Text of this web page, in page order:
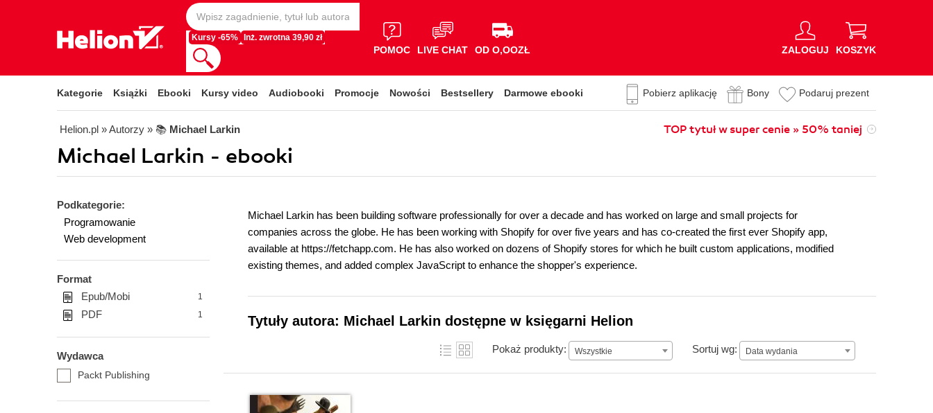
Kursy -65% Inż. zwrotna 39,90 zł
POMOC LIVE CHAT OD O,OOZŁ ZALOGUJ KOSZYK
Kategorie Książki Ebooki Kursy video Audiobooki Promocje Nowości Bestsellery Darmowe ebooki Pobierz aplikację Bony Podaruj prezent
Helion.pl » Autorzy » 📚 Michael Larkin TOP tytuł w super cenie » 50% taniej
Michael Larkin - ebooki
Podkategorie:
Programowanie
Web development
Format
Epub/Mobi
1
PDF 1
Wydawca
Packt Publishing
Michael Larkin has been building software professionally for over a decade and has worked on large and small projects for
companies across the globe. He has been working with Shopify for over five years and has co-created the first ever Shopify app,
available at https://fetchapp.com. He has also worked on dozens of Shopify stores for which he built custom applications, modified
existing themes, and added complex JavaScript to enhance the shopper's experience.
Tytuły autora: Michael Larkin dostępne w księgarni Helion
Pokaż produkty: Wszystkie Sortuj wg: Data wydania
Data wydania